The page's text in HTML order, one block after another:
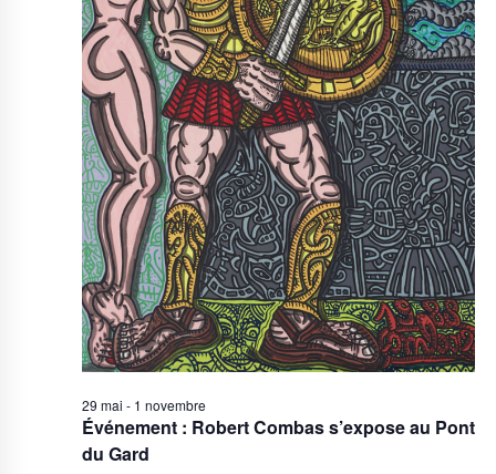
Événement : Robert Combas s’expose au Pont
du Gard
29 mai - 1 novembre